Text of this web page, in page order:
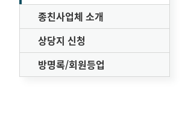
종친사업체 소개
상당지 신청
방명록/회원등업